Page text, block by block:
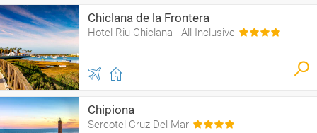
Chiclana de la Frontera
Hotel Riu Chiclana - All Inclusive
Chipiona
Sercotel Cruz Del Mar